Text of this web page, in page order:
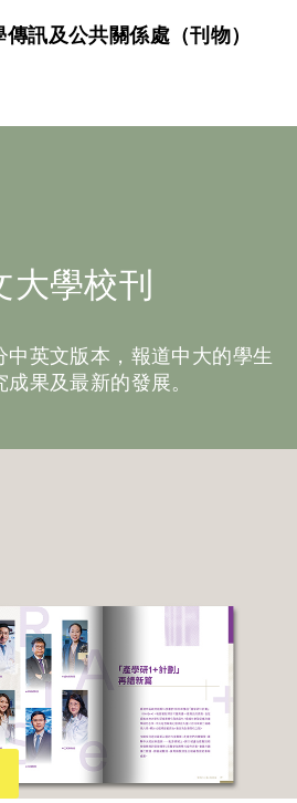
訊及公共關係處（刊物）
大學校刊
中英文版本，報道中大的學生
果及最新的發展。